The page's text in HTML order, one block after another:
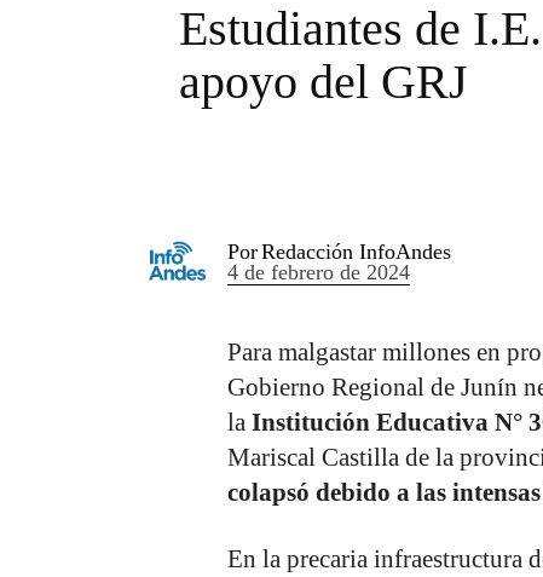
Estudiantes de
apoyo del GRJ
PorRedacción InfoAndes
4 de febrero de 2024
Para malgastar millones en
Gobierno Regional de Junín
la Institución Educativa N°
Mariscal Castilla de la
colapsó debido a las
En la precaria infraestructura